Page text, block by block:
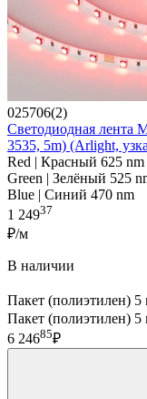
025706(2)
Светодиодная лента
3535, 5m) (Arlight,
Red | Красный 625 nm
Green | Зелёный 525
Blue | Синий 470 nm
1 24937
₽/м
В наличии
Пакет (полиэтилен)
Пакет (полиэтилен) 5
6 24685₽